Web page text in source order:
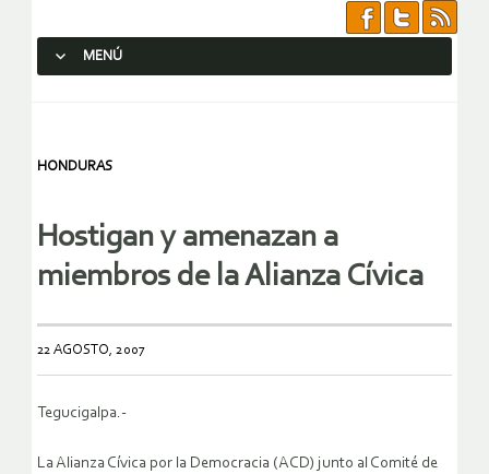
MENÚ
HONDURAS
Hostigan y amenazan a
miembros de la Alianza Cívica
22 AGOSTO, 2007
Tegucigalpa.-
La Alianza Cívica por la Democracia (ACD) junto al Comité de